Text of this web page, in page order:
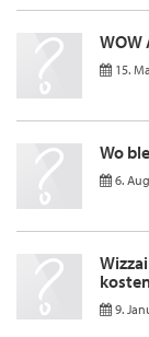
WOW
15.
Wo
6.
9.